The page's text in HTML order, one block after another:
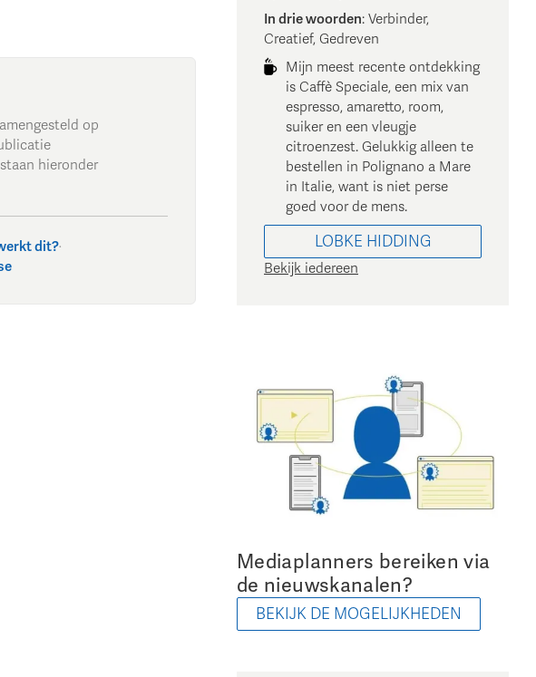
op
hieronder
dit?·
In drie woorden: Verbinder,
Creatief, Gedreven
Mijn meest recente ontdekking
is Caffè Speciale, een mix van
espresso, amaretto, room,
suiker en een vleugje
citroenzest. Gelukkig alleen te
bestellen in Polignano a Mare
in Italie, want is niet perse
goed voor de mens.
LOBKE HIDDING
Bekijk iedereen
Mediaplanners bereiken via
de nieuwskanalen?
BEKIJK DE MOGELIJKHEDEN